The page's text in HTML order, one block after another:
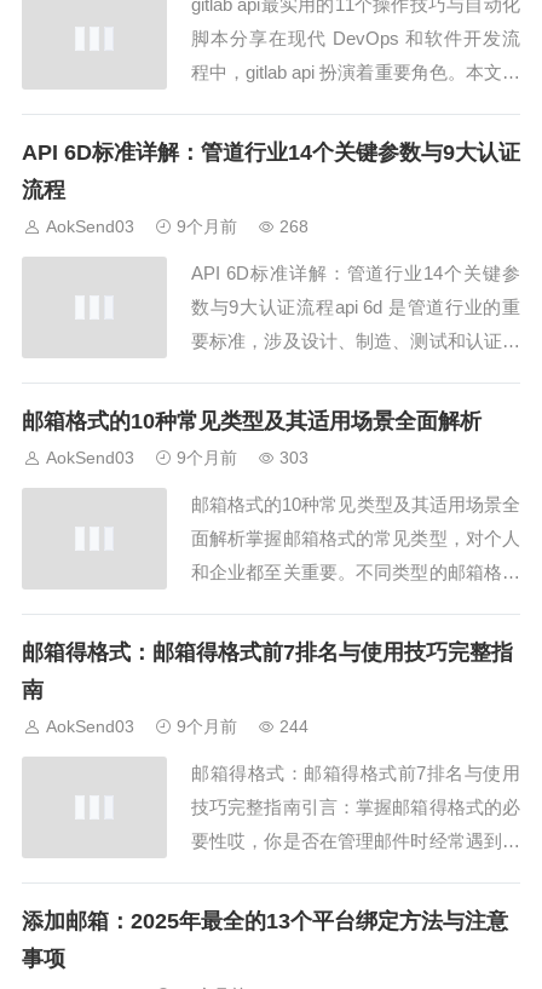
效...
gitlab api最实用的11个操作技巧与自动化
脚本分享在现代 DevOps 和软件开发流
程中，gitlab api 扮演着重要角色。本文将
自动化脚本，同时结合 AokSend 平台的
API 6D标准详解：管道行业14个关键参数与9大认证
流程
AokSend03 9个月前 268
API 6D标准详解：管道行业14个关键参
数与9大认证流程api 6d 是管道行业的重
要标准，涉及设计、制造、测试和认证。
程，并结合 AokSend 邮件 API，实现流
布，规范...
邮箱格式的10种常见类型及其适用场景全面解析
AokSend03 9个月前 303
邮箱格式的10种常见类型及其适用场景全
面解析掌握邮箱格式的常见类型，对个人
和企业都至关重要。不同类型的邮箱格式
用场景。本文结合AokSend工具，全面解
管理和沟通效率。一、个人邮箱格式个人
邮...
邮箱得格式：邮箱得格式前7排名与使用技巧完整指
南
AokSend03 9个月前 244
邮箱得格式：邮箱得格式前7排名与使用
技巧完整指南引言：掌握邮箱得格式的必
要性哎，你是否在管理邮件时经常遇到退
得格式 不正确。本文将对 邮箱得格式 前
添加邮箱：2025年最全的13个平台绑定方法与注意
事项